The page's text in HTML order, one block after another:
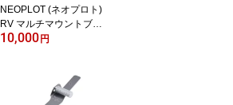
NEOPLOT (ネオプロト)
RV マルチマウントブラ
ケット ジムニー(JB64/2
10,000円